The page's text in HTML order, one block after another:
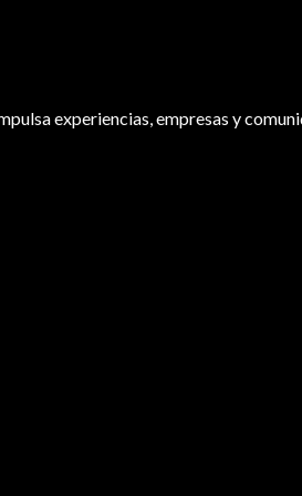
experiencias, empresas y